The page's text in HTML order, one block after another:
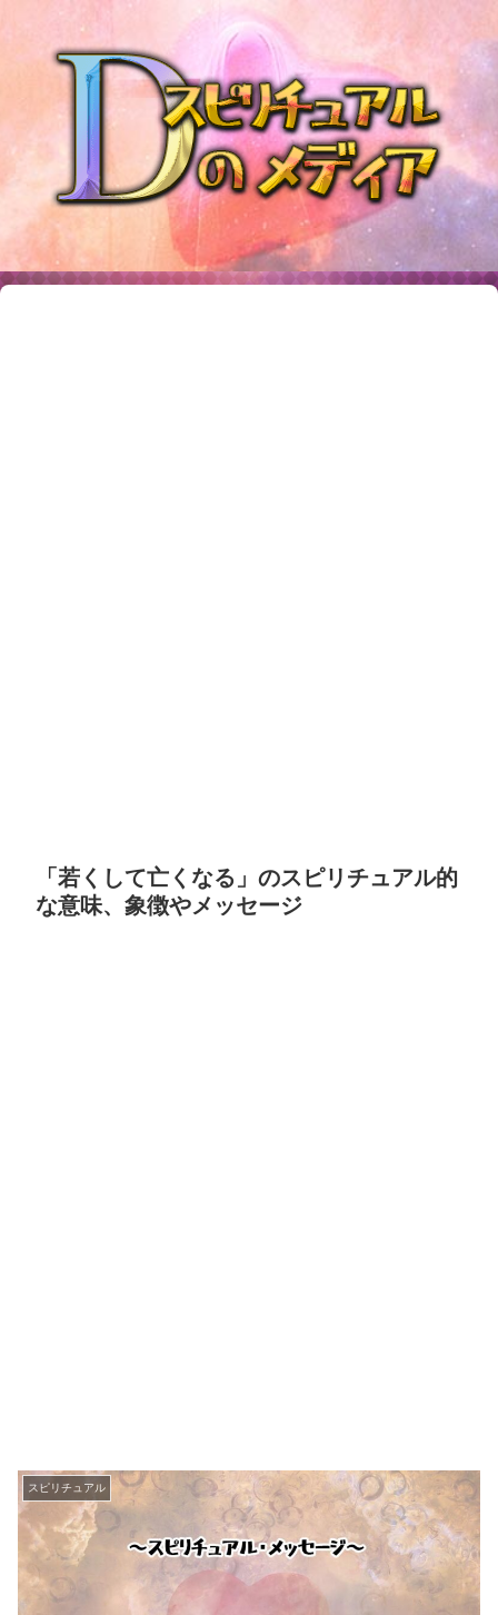
「若くして亡くなる」のスピリチュアル的
な意味、象徴やメッセージ
スピリチュアル